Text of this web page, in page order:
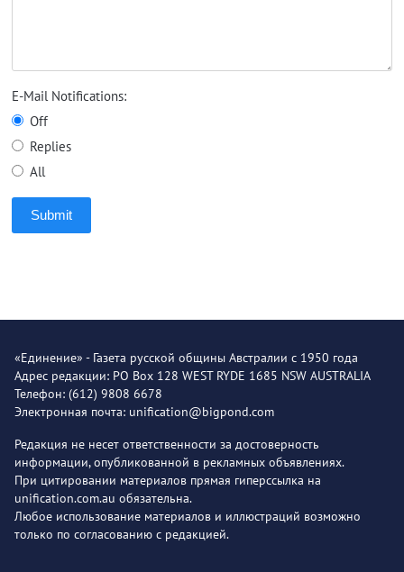
E-Mail Notifications:
Off
Replies
All
Submit
«Единение» - Газета русской общины Австралии с 1950 года
Адрес редакции: PO Box 128 WEST RYDE 1685 NSW AUSTRALIA
Телефон: (612) 9808 6678
Электронная почта: unification@bigpond.com
Редакция не несет ответственности за достоверность
информации, опубликованной в рекламных объявлениях.
При цитировании материалов прямая гиперссылка на
unification.com.au обязательна.
Любое использование материалов и иллюстраций возможно
только по согласованию с редакцией.